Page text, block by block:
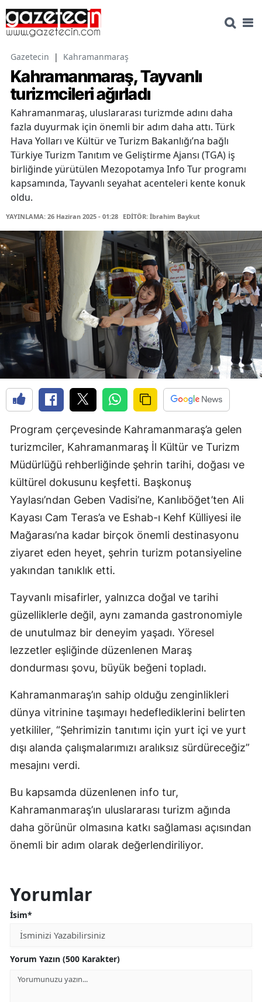
Gazetecin | Kahramanmaraş
Kahramanmaraş, Tayvanlı
turizmcileri ağırladı
Kahramanmaraş, uluslararası turizmde adını daha
fazla duyurmak için önemli bir adım daha attı. Türk
Hava Yolları ve Kültür ve Turizm Bakanlığı’na bağlı
Türkiye Turizm Tanıtım ve Geliştirme Ajansı (TGA) iş
birliğinde yürütülen Mezopotamya Info Tur programı
kapsamında, Tayvanlı seyahat acenteleri kente konuk
oldu.
YAYINLAMA: 26 Haziran 2025 - 01:28 EDİTÖR: İbrahim Baykut
Program çerçevesinde Kahramanmaraş’a gelen
turizmciler, Kahramanmaraş İl Kültür ve Turizm
Müdürlüğü rehberliğinde şehrin tarihi, doğası ve
kültürel dokusunu keşfetti. Başkonuş
Yaylası’ndan Geben Vadisi’ne, Kanlıböğet’ten Ali
Kayası Cam Teras’a ve Eshab-ı Kehf Külliyesi ile
Mağarası’na kadar birçok önemli destinasyonu
ziyaret eden heyet, şehrin turizm potansiyeline
yakından tanıklık etti.
Tayvanlı misafirler, yalnızca doğal ve tarihi
güzelliklerle değil, aynı zamanda gastronomiyle
de unutulmaz bir deneyim yaşadı. Yöresel
lezzetler eşliğinde düzenlenen Maraş
dondurması şovu, büyük beğeni topladı.
Kahramanmaraş’ın sahip olduğu zenginlikleri
dünya vitrinine taşımayı hedeflediklerini belirten
yetkililer, “Şehrimizin tanıtımı için yurt içi ve yurt
dışı alanda çalışmalarımızı aralıksız sürdüreceğiz”
mesajını verdi.
Bu kapsamda düzenlenen info tur,
Kahramanmaraş’ın uluslararası turizm ağında
daha görünür olmasına katkı sağlaması açısından
önemli bir adım olarak değerlendiriliyor.
Yorumlar
İsim*
Yorum Yazın (500 Karakter)